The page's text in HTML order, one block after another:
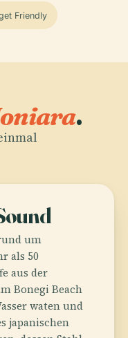
Friendly
.
um
als 50
aus der
Bonegi Beach
waten und
japanischen